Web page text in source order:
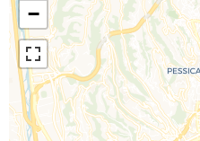
−